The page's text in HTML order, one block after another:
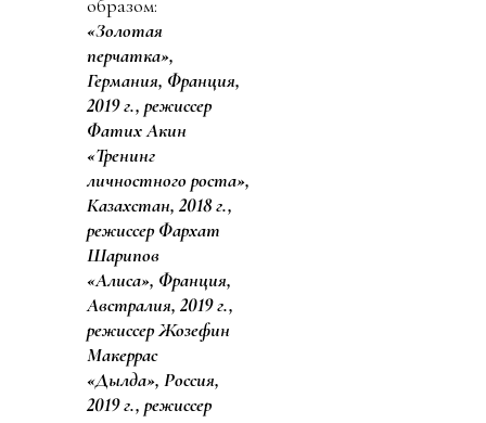
образом:
«Золотая
перчатка»,
Германия, Франция,
2019 г., режиссер
Фатих Акин
«Тренинг
личностного роста»,
Казахстан, 2018 г.,
режиссер Фархат
Шарипов
«Алиса», Франция,
Австралия, 2019 г.,
режиссер Жозефин
Макеррас
«Дылда», Россия,
2019 г., режиссер